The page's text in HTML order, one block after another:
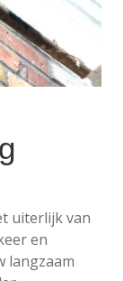
uiterlijk van
en
langzaam